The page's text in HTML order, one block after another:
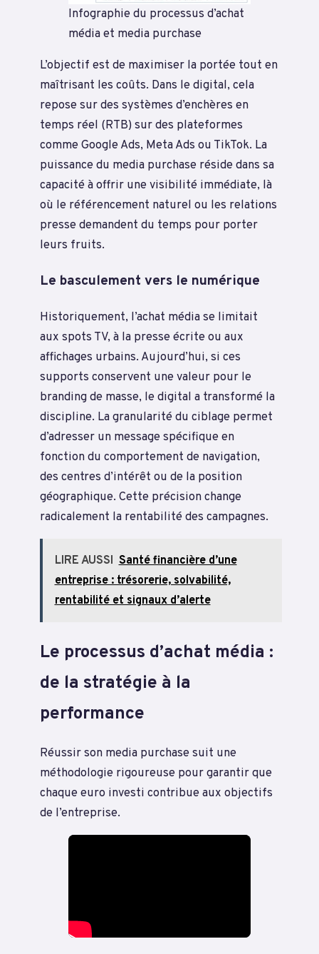
Infographie du processus d’achat
média et media purchase
L’objectif est de maximiser la portée tout en
maîtrisant les coûts. Dans le digital, cela
repose sur des systèmes d’enchères en
temps réel (RTB) sur des plateformes
comme Google Ads, Meta Ads ou TikTok. La
puissance du media purchase réside dans sa
capacité à offrir une visibilité immédiate, là
où le référencement naturel ou les relations
presse demandent du temps pour porter
leurs fruits.
Le basculement vers le numérique
Historiquement, l’achat média se limitait
aux spots TV, à la presse écrite ou aux
affichages urbains. Aujourd’hui, si ces
supports conservent une valeur pour le
branding de masse, le digital a transformé la
discipline. La granularité du ciblage permet
d’adresser un message spécifique en
fonction du comportement de navigation,
des centres d’intérêt ou de la position
géographique. Cette précision change
radicalement la rentabilité des campagnes.
LIRE AUSSI Santé financière d’une
entreprise : trésorerie, solvabilité,
rentabilité et signaux d’alerte
Le processus d’achat média :
de la stratégie à la
performance
Réussir son media purchase suit une
méthodologie rigoureuse pour garantir que
chaque euro investi contribue aux objectifs
de l’entreprise.